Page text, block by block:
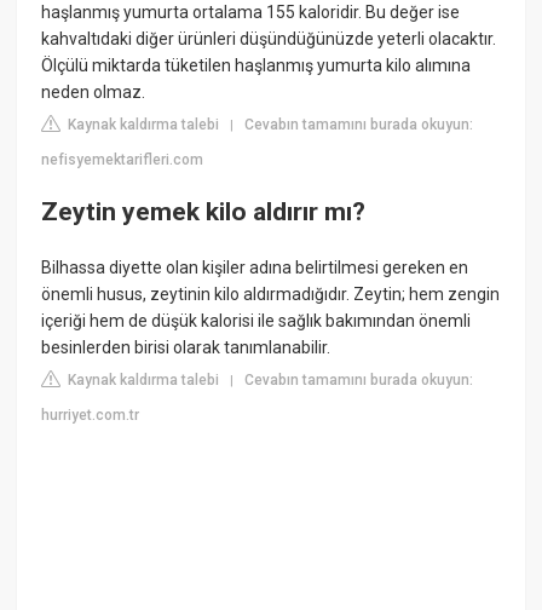
haşlanmış yumurta ortalama 155 kaloridir. Bu değer ise
kahvaltıdaki diğer ürünleri düşündüğünüzde yeterli olacaktır.
Ölçülü miktarda tüketilen haşlanmış yumurta kilo alımına
neden olmaz.
Kaynak kaldırma talebi |Cevabın tamamını burada okuyun:
nefisyemektarifleri.com
Zeytin yemek kilo aldırır mı?
Bilhassa diyette olan kişiler adına belirtilmesi gereken en
önemli husus, zeytinin kilo aldırmadığıdır. Zeytin; hem zengin
içeriği hem de düşük kalorisi ile sağlık bakımından önemli
besinlerden birisi olarak tanımlanabilir.
Kaynak kaldırma talebi |Cevabın tamamını burada okuyun:
hurriyet.com.tr